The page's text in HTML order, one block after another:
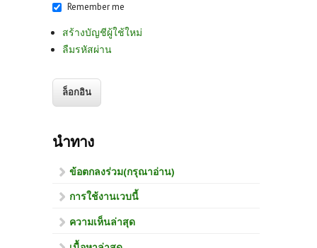
Remember me
สร้างบัญชีผู้ใช้ใหม่
ลืมรหัสผ่าน
นำทาง
ข้อตกลงร่วม(กรุณาอ่าน)
การใช้งานเวบนี้
ความเห็นล่าสุด